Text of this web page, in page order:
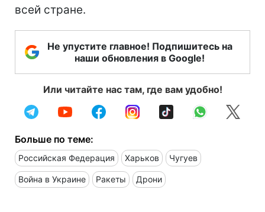
всей стране.
Не упустите главное! Подпишитесь на
наши обновления в Google!
Или читайте нас там, где вам удобно!
Больше по теме:
Российская Федерация Харьков Чугуев
Война в Украине Ракеты Дрони